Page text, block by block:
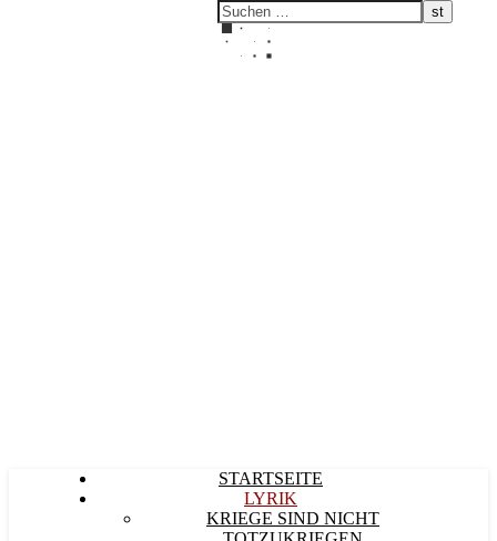
STARTSEITE
LYRIK
KRIEGE SIND NICHT